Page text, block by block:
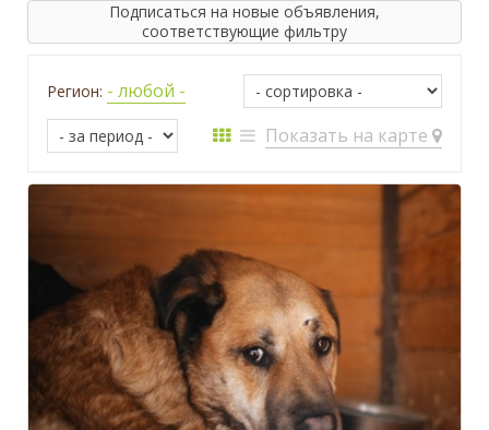
Подписаться на новые объявления,
соответствующие фильтру
Регион: - любой -
Показать на карте